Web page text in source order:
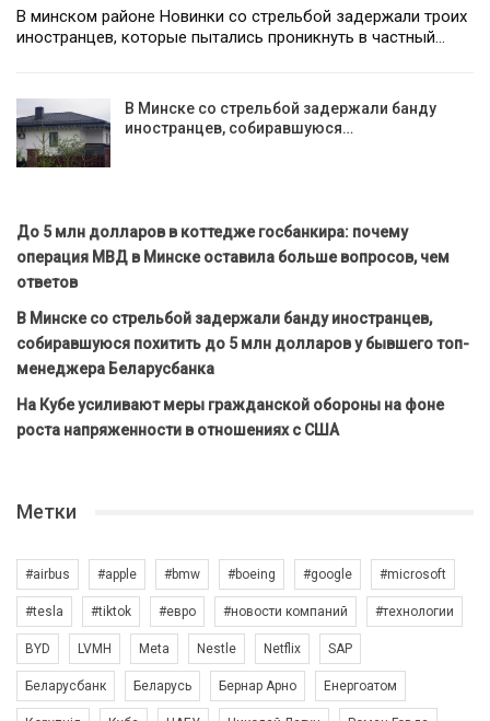
В минском районе Новинки со стрельбой задержали троих
иностранцев, которые пытались проникнуть в частный…
В Минске со стрельбой задержали банду
иностранцев, собиравшуюся…
До 5 млн долларов в коттедже госбанкира: почему
операция МВД в Минске оставила больше вопросов, чем
ответов
В Минске со стрельбой задержали банду иностранцев,
собиравшуюся похитить до 5 млн долларов у бывшего топ-
менеджера Беларусбанка
На Кубе усиливают меры гражданской обороны на фоне
роста напряженности в отношениях с США
Метки
#airbus #apple #bmw #boeing #google #microsoft
#tesla #tiktok #евро #новости компаний #технологии
BYD LVMH Meta Nestle Netflix SAP
Беларусбанк Беларусь Бернар Арно Енергоатом